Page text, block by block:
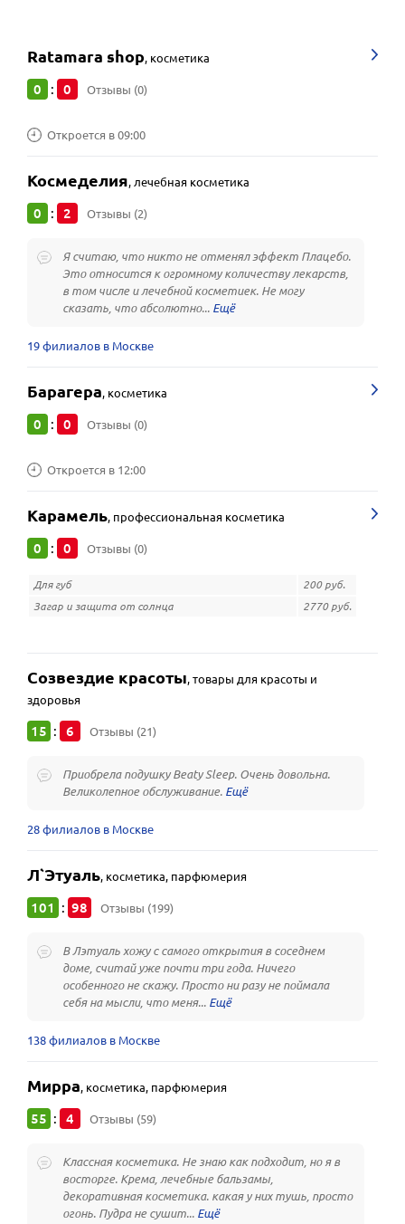
Ratamara shop, косметика
0 : 0 Отзывы (0)
Откроется в 09:00
Космеделия,лечебная косметика
0 : 2 Отзывы (2)
Я считаю, что никто не отменял эффект Плацебо.
Это относится к огромному количеству лекарств,
в том числе и лечебной косметиек. Не могу
сказать, что абсолютно...
19 филиалов в Москве
Барагера, косметика
0 : 0 Отзывы (0)
Откроется в 12:00
Карамель, профессиональная косметика
0 : 0 Отзывы (0)
Для губ
200 руб.
Загар и защита от солнца
2770 руб.
Созвездие красоты,товары для красоты и
здоровья
15 : 6 Отзывы (21)
Приобрела подушку Beaty Sleep. Очень довольна.
Великолепное обслуживание.
28 филиалов в Москве
Л`Этуаль, косметика, парфюмерия
101 : 98 Отзывы (199)
В Лэтуаль хожу с самого открытия в соседнем
доме, считай уже почти три года. Ничего
особенного не скажу. Просто ни разу не поймала
себя на мысли, что меня...
138 филиалов в Москве
Мирра, косметика, парфюмерия
55 : 4 Отзывы (59)
Классная косметика. Не знаю как подходит, но я в
восторге. Крема, лечебные бальзамы,
декоративная косметика. какая у них тушь, просто
огонь. Пудра не сушит...